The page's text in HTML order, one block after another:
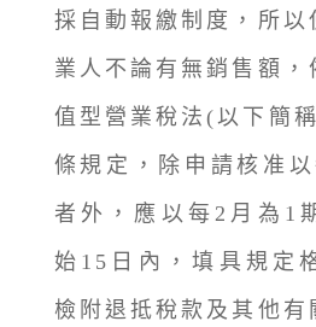
採自動報繳制度，所以
業人不論有無銷售額，
值型營業稅法(以下簡
條規定，除申請核准
者外，應以每2月為1
始15日內，填具規定
檢附退抵稅款及其他有